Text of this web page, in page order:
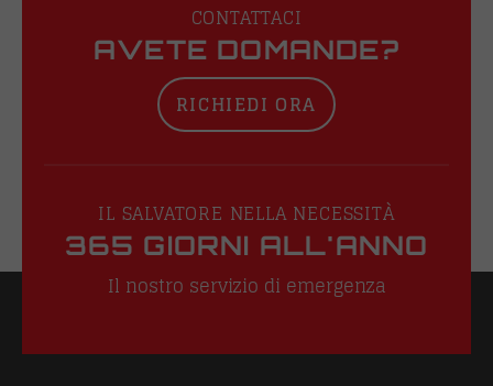
CONTATTACI
AVETE DOMANDE?
RICHIEDI ORA
IL SALVATORE NELLA NECESSITÀ
365 GIORNI ALL'ANNO
Il nostro servizio di emergenza